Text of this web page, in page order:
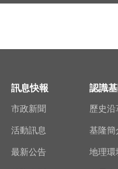
訊息快報
市政新聞
活動訊息
最新公告
認識
歷史沿
基隆簡
地理環